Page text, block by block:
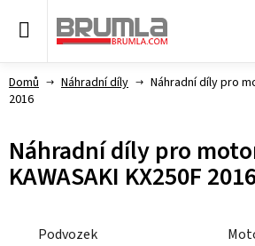
Domů Náhradní díly
Náhradní díly pro
2016
Náhradní díly pro
KAWASAKI KX250F
Podvozek